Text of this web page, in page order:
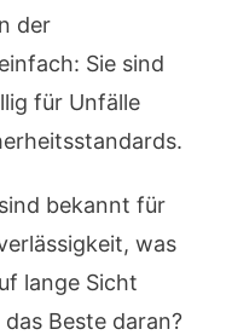
der
Sie sind
für Unfälle
bekannt für
was
lange Sicht
Beste daran?